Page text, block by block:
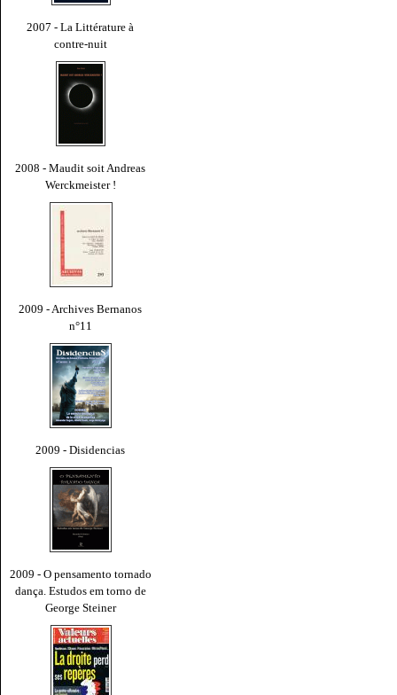
2007 - La Littérature à
contre-nuit
2008 - Maudit soit Andreas
Werckmeister !
2009 - Archives Bernanos
n°11
2009 - Disidencias
2009 - O pensamento tornado
dança. Estudos em torno de
George Steiner